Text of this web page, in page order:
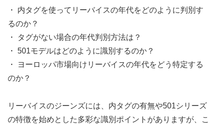
・ 内タグを使ってリーバイスの年代をどのように判別す
るのか？
・ タグがない場合の年代判別方法は？
・ 501モデルはどのように識別するのか？
・ ヨーロッパ市場向けリーバイスの年代をどう特定する
のか？
リーバイスのジーンズには、内タグの有無や501シリーズ
の特徴を始めとした多彩な識別ポイントがありますが、こ